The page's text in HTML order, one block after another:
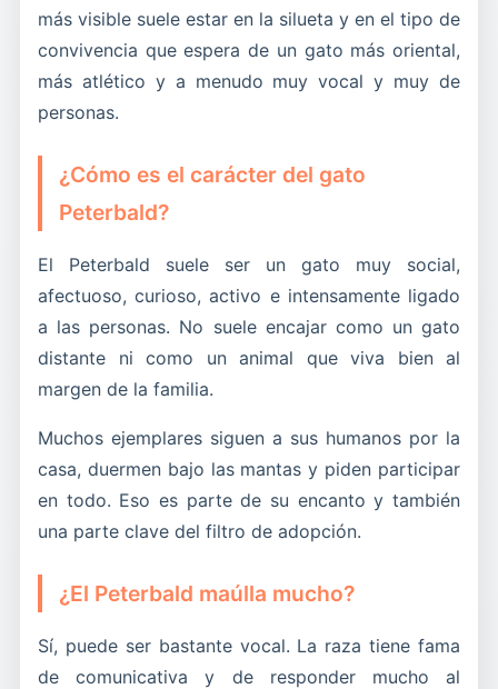
más visible suele estar en la silueta y en el tipo de
convivencia que espera de un gato más oriental,
más atlético y a menudo muy vocal y muy de
personas.
¿Cómo es el carácter del gato
Peterbald?
El Peterbald suele ser un gato muy social,
afectuoso, curioso, activo e intensamente ligado
a las personas. No suele encajar como un gato
distante ni como un animal que viva bien al
margen de la familia.
Muchos ejemplares siguen a sus humanos por la
casa, duermen bajo las mantas y piden participar
en todo. Eso es parte de su encanto y también
una parte clave del filtro de adopción.
¿El Peterbald maúlla mucho?
Sí, puede ser bastante vocal. La raza tiene fama
de comunicativa y de responder mucho al